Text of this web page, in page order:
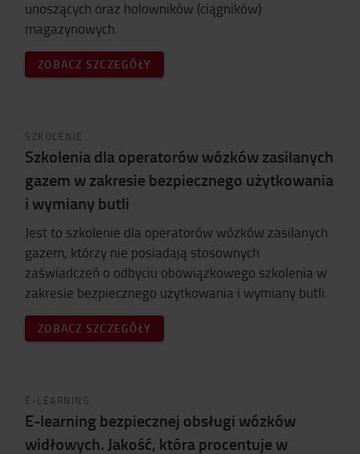
unoszących oraz holowników (ciągników)
magazynowych.
ZOBACZ SZCZEGÓŁY
SZKOLENIE
Szkolenia dla operatorów wózków zasilanych
gazem w zakresie bezpiecznego użytkowania
i wymiany butli
Jest to szkolenie dla operatorów wózków zasilanych
gazem, którzy nie posiadają stosownych
zaświadczeń o odbyciu obowiązkowego szkolenia w
zakresie bezpiecznego użytkowania i wymiany butli.
ZOBACZ SZCZEGÓŁY
E-LEARNING
E-learning bezpiecznej obsługi wózków
widłowych. Jakość, która procentuje w